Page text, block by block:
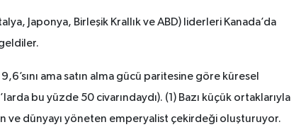
Japonya, Birleşik Krallık ve ABD) liderleri Kanada’da
ama satın alma gücü paritesine göre küresel
bu yüzde 50 civarındaydı). (1) Bazı küçük ortaklarıyla
ve dünyayı yöneten emperyalist çekirdeği oluşturuyor.